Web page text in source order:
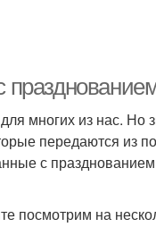
многих из нас. Но
передаются из
с
посмотрим на